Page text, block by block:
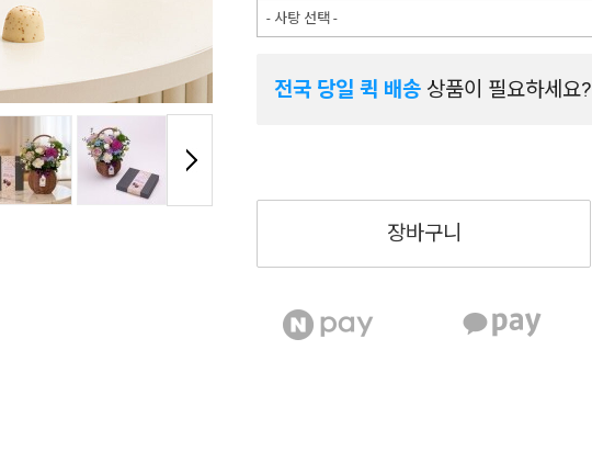
- 사탕 선택 -
전국 당일 퀵 배송 상품이 필요하세요?
장바구니